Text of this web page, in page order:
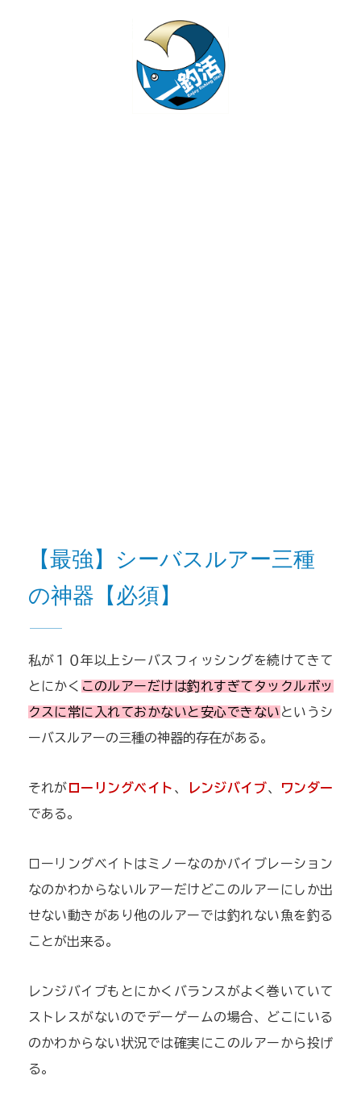
【最強】シーバスルアー三種
の神器【必須】
私が１０年以上シーバスフィッシングを続けてきて
とにかく このルアーだけは釣れすぎてタックルボッ
クスに常に入れておかないと安心できない というシ
ーバスルアーの三種の神器的存在がある。
それがローリングベイト 、 レンジバイブ、
ワンダー
である。
ローリングベイトはミノーなのかバイブレーション
なのかわからないルアーだけどこのルアーにしか出
せない動きがあり他のルアーでは釣れない魚を釣る
ことが出来る。
レンジバイブもとにかくバランスがよく巻いていて
ストレスがないのでデーゲームの場合、どこにいる
のかわからない状況では確実にこのルアーから投げ
る。